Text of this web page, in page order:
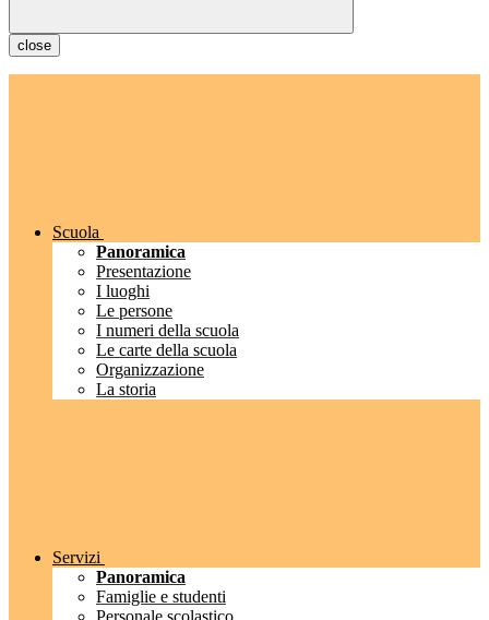
close
Scuola
Panoramica
Presentazione
I luoghi
Le persone
I numeri della scuola
Le carte della scuola
Organizzazione
La storia
Servizi
Panoramica
Famiglie e studenti